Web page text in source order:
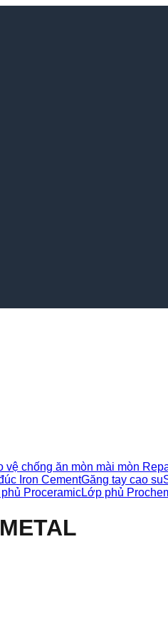
vệ chống ăn mòn mài mòn
Iron CementGăng tay cao su
ProceramicLớp phủ